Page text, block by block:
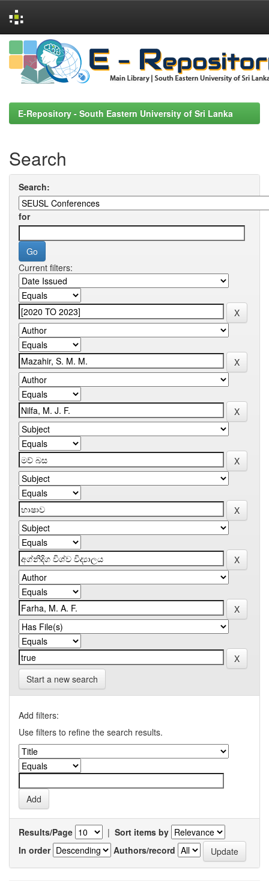
Skip
navigation
E-Repository - South Eastern University of Sri Lanka
Search
Search:
for
Current filters:
Start a new search
Add filters:
Use filters to refine the search results.
Results/Page | Sort items by
In order
Authors/record